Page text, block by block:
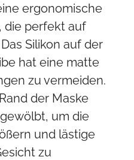
ergonomische
die perfekt auf
Silikon auf der
hat eine matte
zu vermeiden.
der Maske
um die
und lästige
zu